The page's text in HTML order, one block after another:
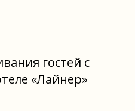
гостей с
«Лайнер»